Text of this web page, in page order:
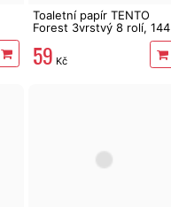
Toaletní papír TENTO
Forest 3vrstvý 8 rolí, 144
59 Kč